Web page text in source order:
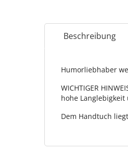
Beschreibung
Humorliebhaber
WICHTIGER
hohe
Dem Handtuch